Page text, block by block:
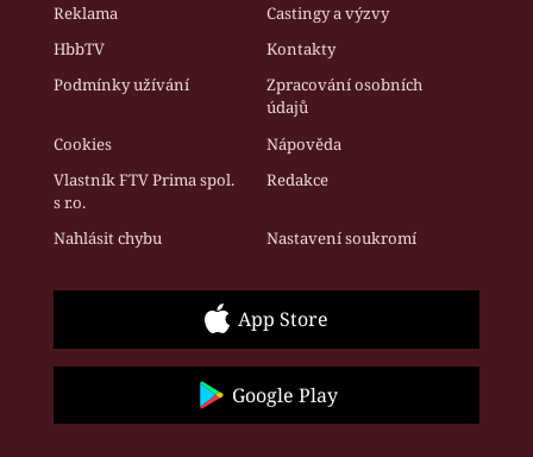
Reklama
Castingy a výzvy
HbbTV
Kontakty
Podmínky užívání
Zpracování osobních
údajů
Cookies
Nápověda
Vlastník FTV Prima spol.
s r.o.
Redakce
Nahlásit chybu Nastavení soukromí
App Store
Google Play